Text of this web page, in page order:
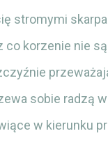
stromymi
co korzenie nie
sobie radzą
w kierunku